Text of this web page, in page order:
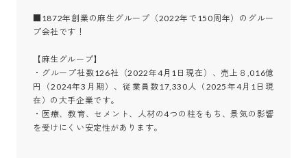
■1872年創業の麻生グループ（2022年で150周年）のグルー
プ会社です！
【麻生グループ】
・グループ社数126社（2022年4月1日現在）、売上８,016億
円（2024年3月期）、従業員数17,330人（2025年4月1日現
在）の大手企業です。
・医療、教育、セメント、人材の4つの柱をもち、景気の影響
を受けにくい安定性があります。